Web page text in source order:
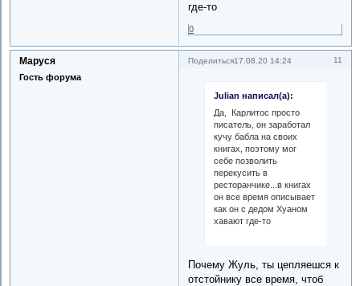
где-то
0
Поделиться 11
17.08.20 14:24
Маруся
Гость форума
Julian написал(а):
Да, Карлитос просто
писатель, он заработал
кучу бабла на своих
книгах, поэтому мог
себе позволить
перекусить в
ресторанчике...в книгах
он все время описывает
как он с дедом Хуаном
хавают где-то
Почему Жуль, ты цепляешся к
отстойнику все время, чтоб